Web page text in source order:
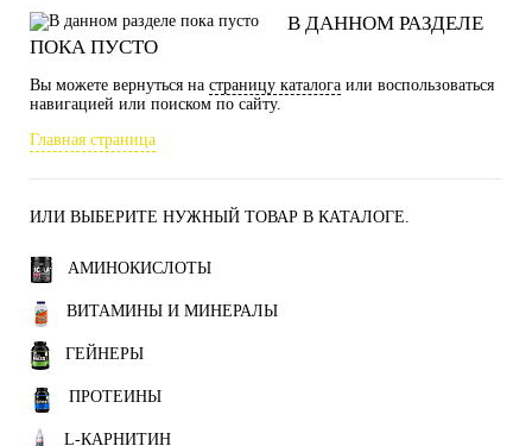
В ДАННОМ РАЗДЕЛЕ
ПОКА ПУСТО
Вы можете вернуться на страницу каталога или воспользоваться
навигацией или поиском по сайту.
Главная страница
ИЛИ ВЫБЕРИТЕ НУЖНЫЙ ТОВАР В КАТАЛОГЕ.
АМИНОКИСЛОТЫ
ВИТАМИНЫ И МИНЕРАЛЫ
ГЕЙНЕРЫ
ПРОТЕИНЫ
L-КАРНИТИН